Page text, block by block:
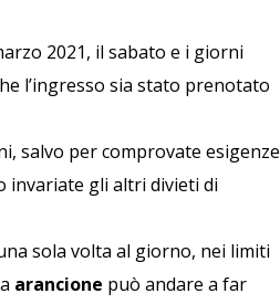
2021, il sabato e i giorni
l’ingresso sia stato prenotato
salvo per comprovate esigenze
invariate gli altri divieti di
sola volta al giorno, nei limiti
arancione può andare a far